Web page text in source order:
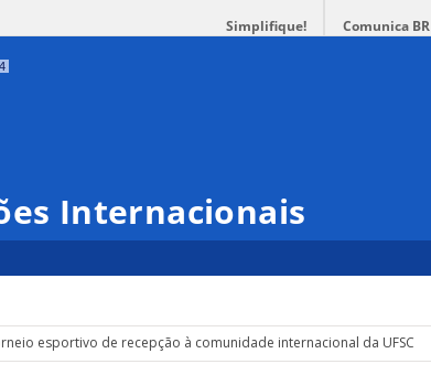
Simplifique! Comunica BR
4
Internacionais
esportivo de recepção à comunidade internacional da UFSC